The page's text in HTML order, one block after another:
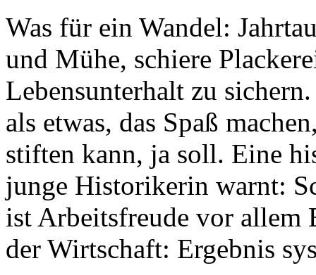
Was für ein Wandel:
und Mühe, schiere
Lebensunterhalt zu
als etwas, das Spaß
stiften kann, ja soll. Eine
junge Historikerin warnt:
ist Arbeitsfreude vor allem
der Wirtschaft: Ergebnis